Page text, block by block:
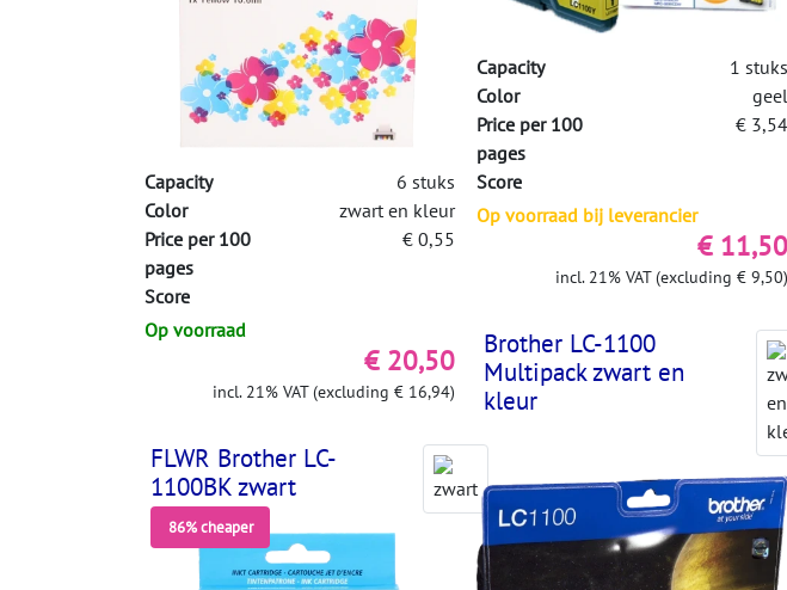
Capacity
6 stuks
Color
zwart en kleur
Price per 100
pages
€ 0,55
Score
Op voorraad
€ 20,50
incl. 21% VAT (excluding € 16,94)
FLWR Brother LC-
1100BK zwart
86% cheaper
Capacity
1 stuks
Color
geel
Price per 100
pages
€ 3,54
Score
Op voorraad bij leverancier
€ 11,50
incl. 21% VAT (excluding € 9,50)
Brother LC-1100
Multipack zwart en
kleur